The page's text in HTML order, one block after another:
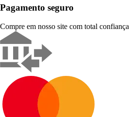
Pagamento seguro
Compre em nosso site com total confiança